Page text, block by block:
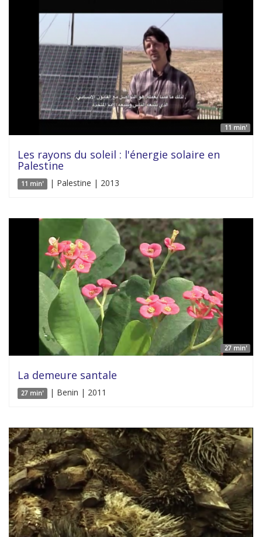
11 min'
Les rayons du soleil : l'énergie solaire en
Palestine
11 min' | Palestine | 2013
27 min'
La demeure santale
27 min' | Benin | 2011